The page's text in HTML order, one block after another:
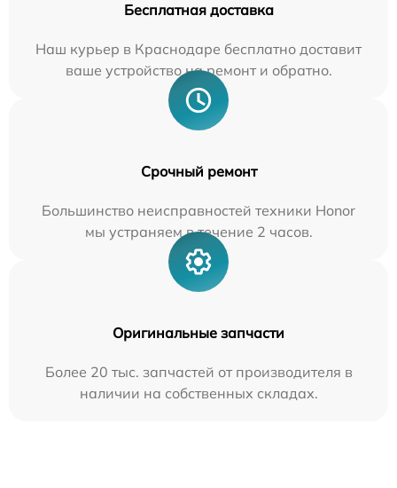
Бесплатная доставка
Наш курьер в Краснодаре бесплатно доставит
ваше устройство на ремонт и обратно.
Срочный ремонт
Большинство неисправностей техники Honor
мы устраняем в течение 2 часов.
Оригинальные запчасти
Более 20 тыс. запчастей от производителя в
наличии на собственных складах.